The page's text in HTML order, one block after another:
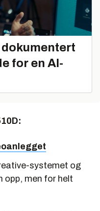
for en AI-
systemet og
opp, men for helt